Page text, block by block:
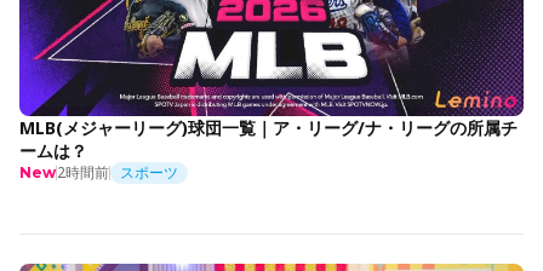
MLB(メジャーリーグ)球団一覧｜ア・リーグ/ナ・リーグの所属チ
ームは？
New2時間前 スポーツ